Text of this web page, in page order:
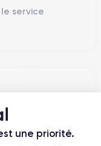
une priorité.
service
de